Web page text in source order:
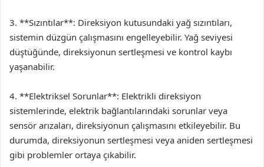
3. **Sızıntılar**: Direksiyon kutusundaki yağ sızıntıları,
sistemin düzgün çalışmasını engelleyebilir. Yağ seviyesi
düştüğünde, direksiyonun sertleşmesi ve kontrol kaybı
yaşanabilir.
4. **Elektriksel Sorunlar**: Elektrikli direksiyon
sistemlerinde, elektrik bağlantılarındaki sorunlar veya
sensör arızaları, direksiyonun çalışmasını etkileyebilir. Bu
durumda, direksiyonun sertleşmesi veya aniden sertleşmesi
gibi problemler ortaya çıkabilir.